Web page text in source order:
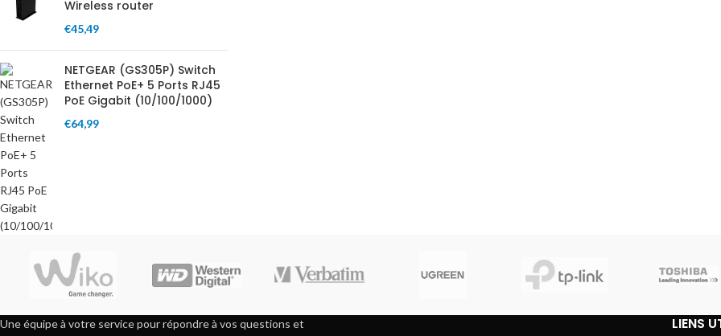
Wireless router
€45,49
NETGEAR (GS305P) Switch
Ethernet PoE+ 5 Ports RJ45
PoE Gigabit (10/100/1000)
€64,99
Une équipe à votre service pour répondre à vos questions et
LIENS